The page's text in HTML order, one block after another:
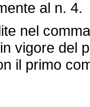
al n. 4.
nel
vigore del
il primo